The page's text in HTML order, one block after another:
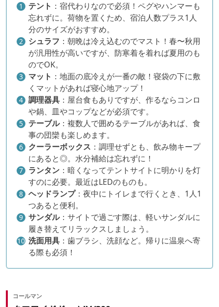
テント ：宿代わりなので必須！ペグやハンマーも
忘れずに。荷物を置くため、宿泊人数プラス1人
分のサイズがおすすめ。
シュラフ ：朝晩は冷え込むのでマスト！春〜秋用
が汎用性が高いですが、防寒着を着れば夏用のも
のでOK。
マット ：地面の底冷えが一番の敵！寝袋の下に敷
くマットがあれば寝心地アップ！
調理器具 ：屋台食もありですが、作るならコンロ
や鍋、皿やコップなどが必須です。
テーブル：複数人で囲めるテーブルがあれば、食
事の団欒も楽しめます。
クーラーボックス ：調理せずとも、飲み物キープ
にあると◎。水分補給は忘れずに！
ランタン ：暗くなってテントサイトに明かりを灯
すのに必要。最近はLEDのものも。
ヘッドランプ：夜中にトイレまで行くとき、1人1
つあると便利。
サンダル：サイトで過ごす際は、軽いサンダルに
履き替えてリラックスしましょう。
洗面用具 ：歯ブラシ、洗顔など。帰りに温泉へ寄
る際も必須！
コールマン